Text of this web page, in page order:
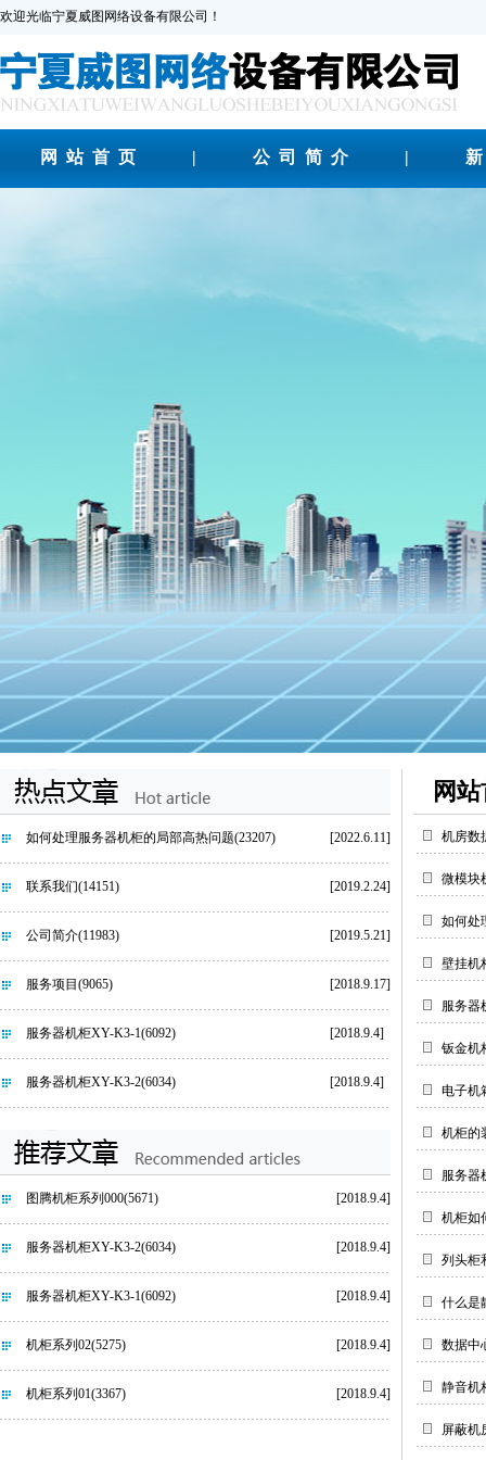
欢迎光临宁夏威图网络设备有限公司！
网站首页 | 公司简介 |
如何处理服务器机柜的局部高热问题(23207) [2022.6.11]
联系我们(14151) [2019.2.24]
公司简介(11983) [2019.5.21]
服务项目 (9065) [2018.9.17]
服务器机柜XY-K3-1(6092) [2018.9.4]
服务器机柜XY-K3-2(6034) [2018.9.4]
图腾机柜系列000(5671) [2018.9.4]
服务器机柜XY-K3-2(6034) [2018.9.4]
服务器机柜XY-K3-1(6092) [2018.9.4]
机柜系列02(5275) [2018.9.4]
机柜系列01(3367) [2018.9.4]
网
机房数
微模块
如何处
壁挂机
服务器
钣金机
电子机
机柜的
服务器
机柜如
列头柜
什么是
数据中
静音机
屏蔽机